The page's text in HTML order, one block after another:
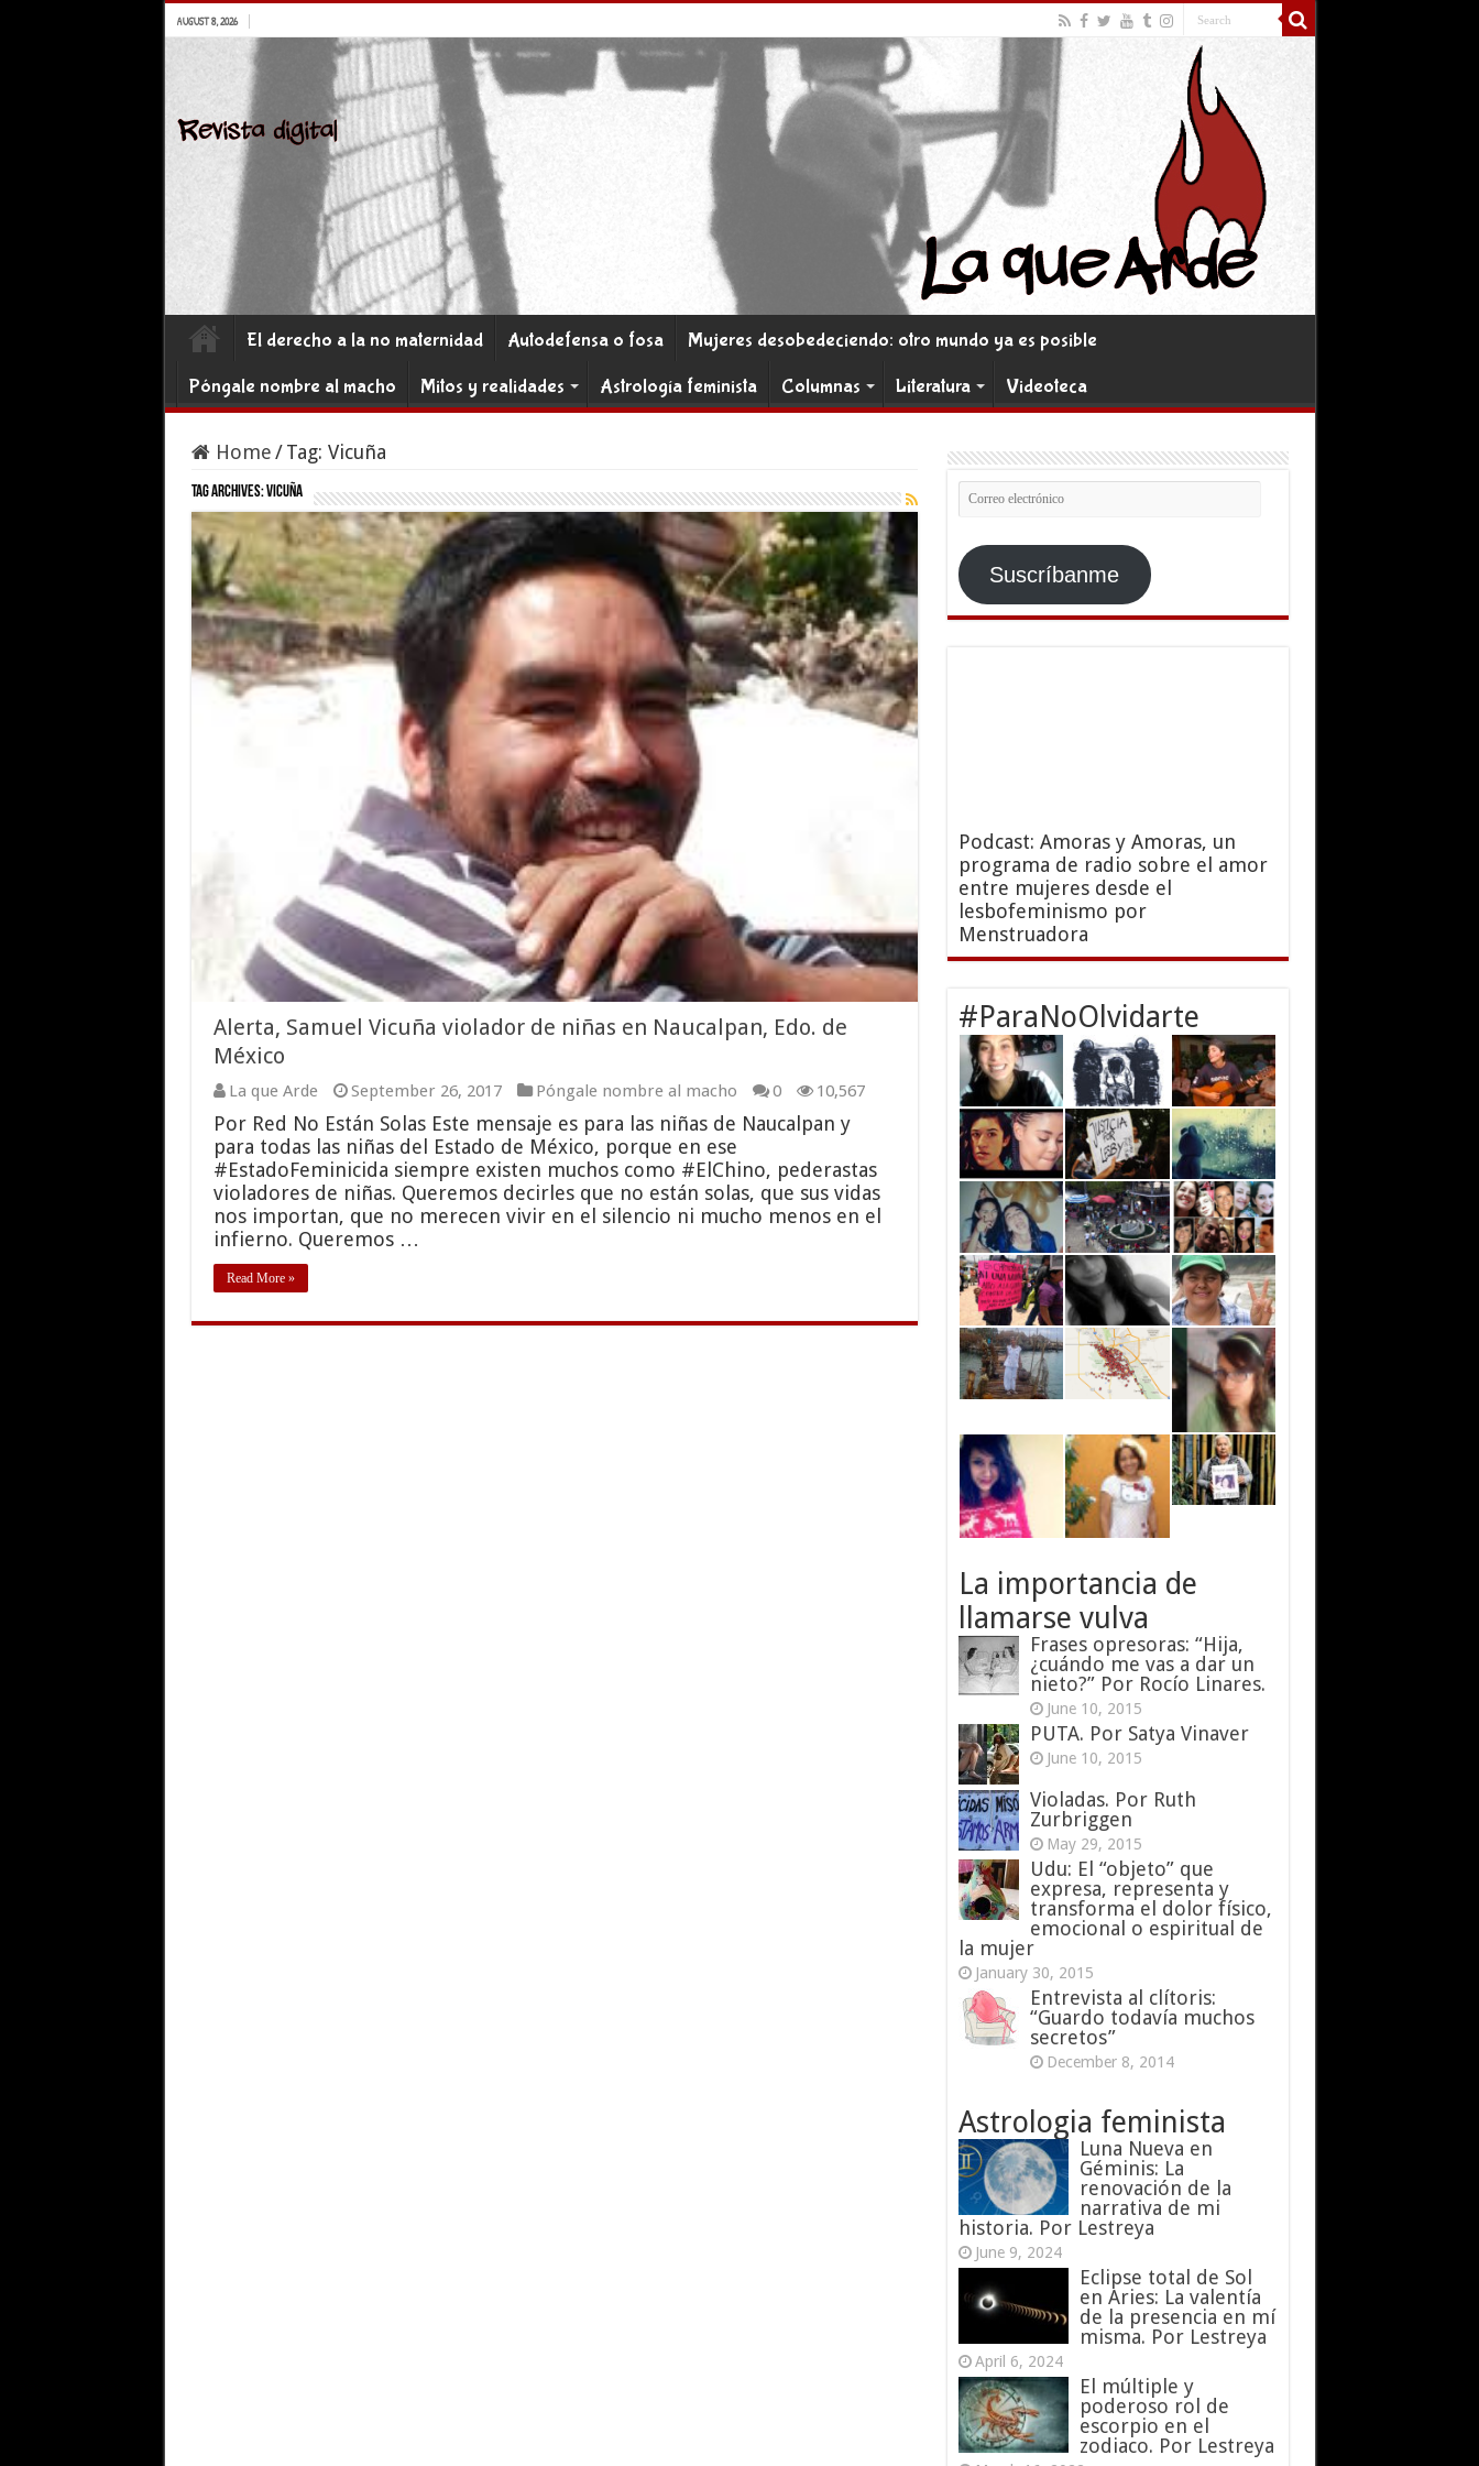
AUGUST 8, 2026
El derecho a la no maternidad Autodefensa o fosa
Mujeres desobedeciendo: otro mundo ya es posible
Póngale nombre al macho
Mitos y realidades Astrología feminista Columnas Literatura Videoteca
Home/ Tag: Vicuña
Tag Archives:Vicuña
Alerta, Samuel Vicuña violador de niñas en Naucalpan, Edo. de
México
La que Arde September 26, 2017 Póngale nombre al macho 0 10,567
Por Red No Están Solas Este mensaje es para las niñas de Naucalpan y
para todas las niñas del Estado de México, porque en ese
#EstadoFeminicida siempre existen muchos como #ElChino, pederastas
violadores de niñas. Queremos decirles que no están solas, que sus vidas
nos importan, que no merecen vivir en el silencio ni mucho menos en el
infierno. Queremos …
Read More »
Correo
electrónico
Suscríbanme
Podcast: Amoras y Amoras, un
programa de radio sobre el amor
entre mujeres desde el
lesbofeminismo por
Menstruadora
#ParaNoOlvidarte
La importancia de
llamarse vulva
Frases opresoras: “Hija,
¿cuándo me vas a dar un
nieto?” Por Rocío Linares.
June 10, 2015
PUTA. Por Satya Vinaver
June 10, 2015
Violadas. Por Ruth
Zurbriggen
May 29, 2015
Udu: El “objeto” que
expresa, representa y
transforma el dolor físico,
emocional o espiritual de
la mujer
January 30, 2015
Entrevista al clítoris:
“Guardo todavía muchos
secretos”
December 8, 2014
Astrologia feminista
Luna Nueva en
Géminis: La
renovación de la
narrativa de mi
historia. Por Lestreya
June 9, 2024
Eclipse total de Sol
en Aries: La valentía
de la presencia en mí
misma. Por Lestreya
April 6, 2024
El múltiple y
poderoso rol de
escorpio en el
zodiaco. Por Lestreya